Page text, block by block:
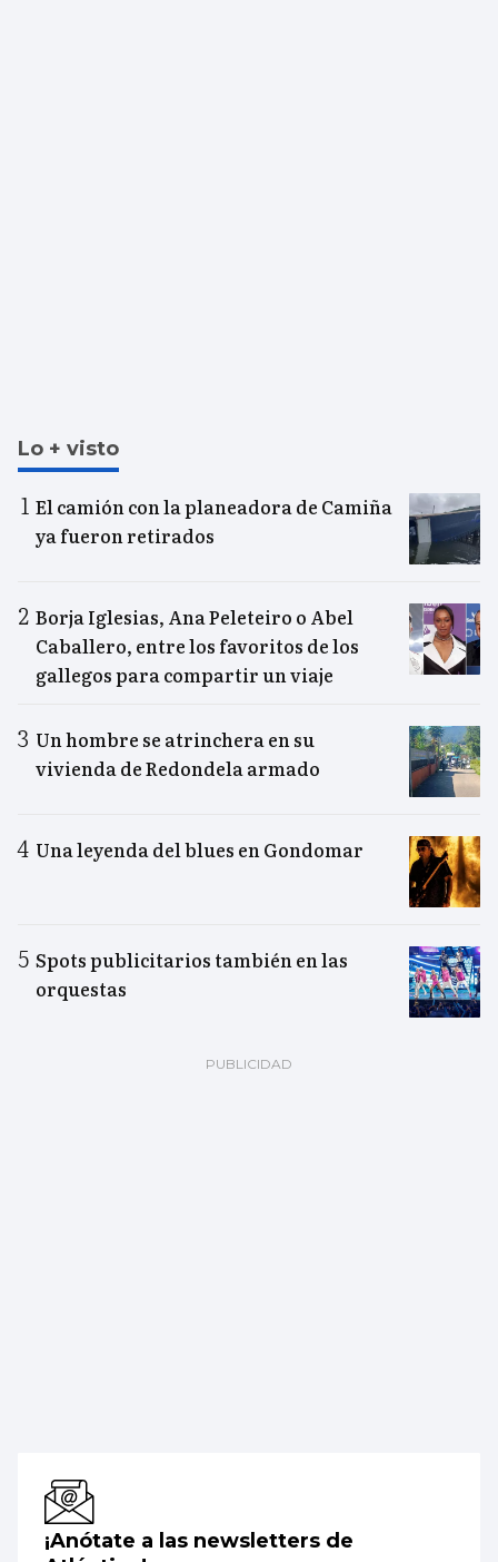
Lo + visto
El camión con la planeadora de Camiña
ya fueron retirados
Borja Iglesias, Ana Peleteiro o Abel
Caballero, entre los favoritos de los
gallegos para compartir un viaje
Un hombre se atrinchera en su
vivienda de Redondela armado
Una leyenda del blues en Gondomar
Spots publicitarios también en las
orquestas
¡Anótate a las newsletters de